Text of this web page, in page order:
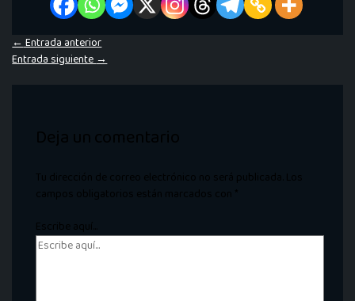
←Entrada anterior
Entrada siguiente→
Deja un comentario
Tu dirección de correo electrónico no será publicada. Los
campos obligatorios están marcados con *
Escribe aquí...